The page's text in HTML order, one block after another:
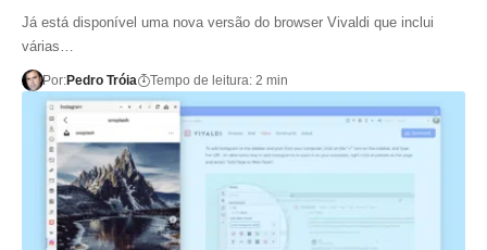
Já está disponível uma nova versão do browser Vivaldi que inclui
várias…
Por:Pedro Tróia Tempo de leitura: 2 min